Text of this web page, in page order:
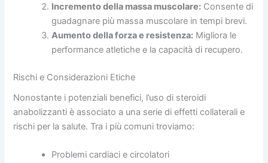
Incremento della massa muscolare: Consente di
guadagnare più massa muscolare in tempi brevi.
Aumento della forza e resistenza: Migliora le
performance atletiche e la capacità di recupero.
Rischi e Considerazioni Etiche
Nonostante i potenziali benefici, l’uso di steroidi
anabolizzanti è associato a una serie di effetti collaterali e
rischi per la salute. Tra i più comuni troviamo:
Problemi cardiaci e circolatori